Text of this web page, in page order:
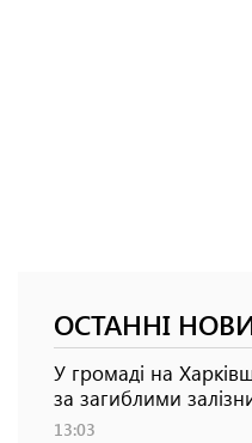
ОСТАННІ
У громаді на
за загиблими
13:03